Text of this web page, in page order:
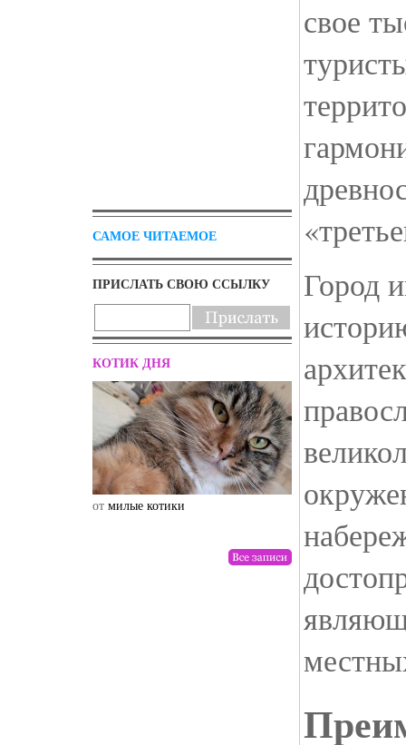
САМОЕ ЧИТАЕМОЕ
ПРИСЛАТЬ СВОЮ ССЫЛКУ
КОТИК ДНЯ
от милые котики от drunktwi
свое
Город